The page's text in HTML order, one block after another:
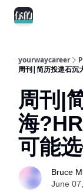
yourwaycareer
周刊|简历投递石沉
周刊|
海
可能
Bruce
June